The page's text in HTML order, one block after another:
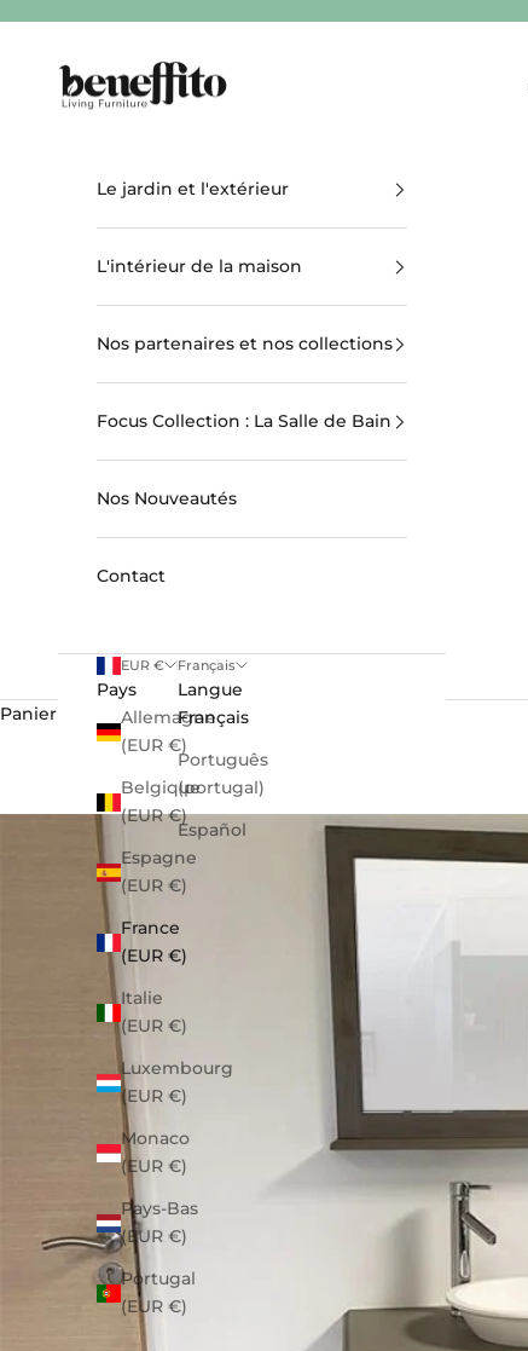
beneffito.com
Le jardin et l'extérieur
L'intérieur de la maison
Nos partenaires et nos collections
Focus Collection : La Salle de Bain
Nos Nouveautés
Contact
EUR €
Pays
Allemagne
(EUR €)
Belgique
(EUR €)
Espagne
(EUR €)
France
(EUR €)
Italie
(EUR €)
Luxembourg
(EUR €)
Monaco
(EUR €)
Pays-Bas
(EUR €)
Portugal
(EUR €)
Français
Langue
Français
Português
(portugal)
Español
Panier